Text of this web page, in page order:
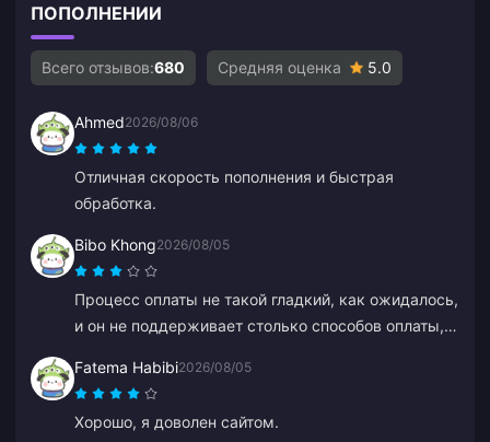
ПОПОЛНЕНИИ
Всего отзывов:680 Средняя оценка 5.0
Ahmed2026/08/06
Отличная скорость пополнения и быстрая
обработка.
Bibo Khong2026/08/05
Процесс оплаты не такой гладкий, как ожидалось,
и он не поддерживает столько способов оплаты,
зависает во время пополнения, а служба
поддержки отвечает медленно. Также не совсем
понятно, когда обрабатываются платежи. Если бы
Fatema Habibi2026/08/05
Хорошо, я доволен сайтом.